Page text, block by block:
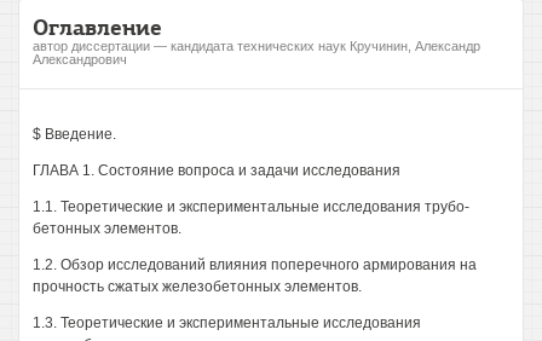
Оглавление
автор диссертации — кандидата технических наук Кручинин, Александр
Александрович
$ Введение.
ГЛАВА 1. Состояние вопроса и задачи исследования
1.1. Теоретические и экспериментальные исследования трубо-
бетонных элементов.
1.2. Обзор исследований влияния поперечного армирования на
прочность сжатых железобетонных элементов.
1.3. Теоретические и экспериментальные исследования